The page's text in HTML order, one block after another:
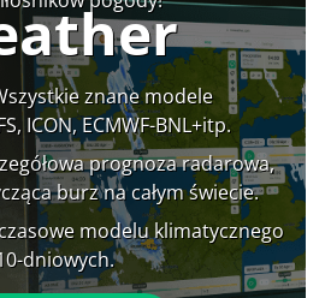
znane modele
ICON, ECMWF-BNL+itp.
prognoza radarowa,
burz na całym świecie.
modelu klimatycznego
dniowych.